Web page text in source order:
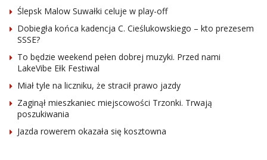
Ślepsk Malow Suwałki celuje w play-off
Dobiegła końca kadencja C. Cieślukowskiego – kto prezesem
SSSE?
To będzie weekend pełen dobrej muzyki. Przed nami
LakeVibe Ełk Festiwal
Miał tyle na liczniku, że stracił prawo jazdy
Zaginął mieszkaniec miejscowości Trzonki. Trwają
poszukiwania
Jazda rowerem okazała się kosztowna